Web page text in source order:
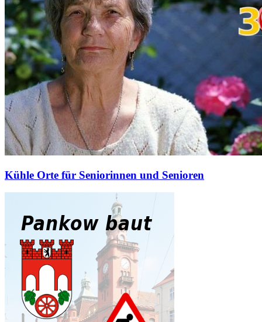
Kühle Orte für Seniorinnen und Senioren